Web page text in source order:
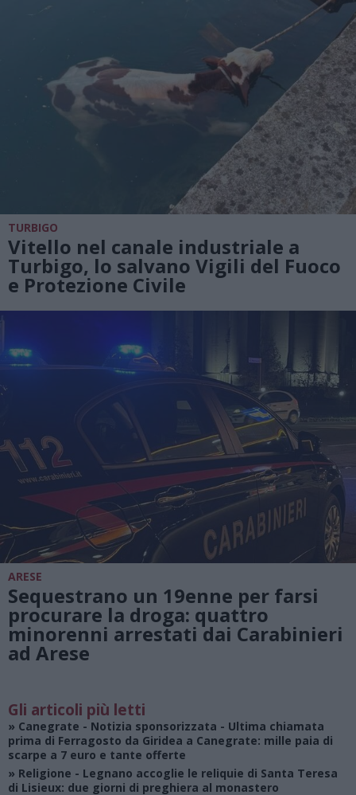
TURBIGO
Vitello nel canale industriale a
Turbigo, lo salvano Vigili del Fuoco
e Protezione Civile
ARESE
Sequestrano un 19enne per farsi
procurare la droga: quattro
minorenni arrestati dai Carabinieri
ad Arese
Gli articoli più letti
» Canegrate - Notizia sponsorizzata - Ultima chiamata
prima di Ferragosto da Giridea a Canegrate: mille paia di
scarpe a 7 euro e tante offerte
» Religione - Legnano accoglie le reliquie di Santa Teresa
di Lisieux: due giorni di preghiera al monastero